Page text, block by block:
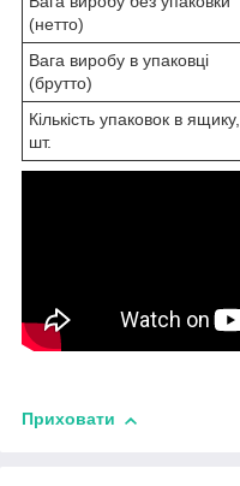
(нетто)
Вага виробу в упаковці
(брутто)
Кількість упаковок в ящику,
шт.
Приховати